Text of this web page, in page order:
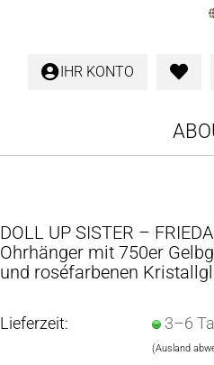
IHR KONTO
DOLL UP SIS­TER –
Ohr­hän­ger mit 750er
und roséfar­be­nen
Lieferzeit: 3–6
(Ausland